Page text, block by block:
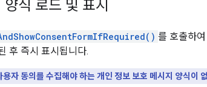
식 로드 및 표시
를 호출하
후 즉시 표시됩니다.
자 동의를 수집해야 하는 개인 정보 보호 메시지 양식이